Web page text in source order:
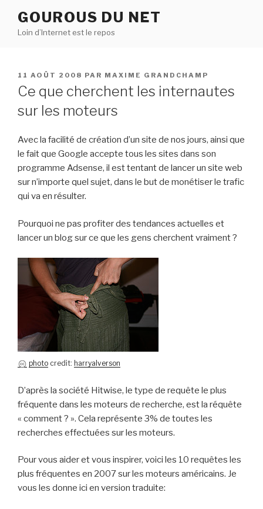
contenu
GOUROUS DU NET
Loin d’Internet est le repos
PUBLIÉ
LE
11 AOÛT 2008 PAR MAXIME GRANDCHAMP
Ce que cherchent les internautes
sur les moteurs
Avec la facilité de création d’un site de nos jours, ainsi que
le fait que Google accepte tous les sites dans son
programme Adsense, il est tentant de lancer un site web
sur n’importe quel sujet, dans le but de monétiser le trafic
qui va en résulter.
Pourquoi ne pas profiter des tendances actuelles et
lancer un blog sur ce que les gens cherchent vraiment ?
photo credit: harryalverson
D’après la société Hitwise, le type de requête le plus
fréquente dans les moteurs de recherche, est la réquête
« comment ? ». Cela représente 3% de toutes les
recherches effectuées sur les moteurs.
Pour vous aider et vous inspirer, voici les 10 requêtes les
plus fréquentes en 2007 sur les moteurs américains. Je
vous les donne ici en version traduite: